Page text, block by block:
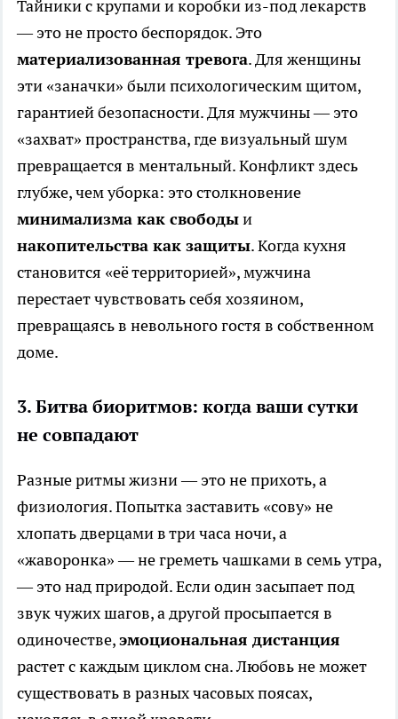
Тайники с крупами и коробки из-под лекарств
— это не просто беспорядок. Это
материализованная тревога. Для женщины
эти «заначки» были психологическим щитом,
гарантией безопасности. Для мужчины — это
«захват» пространства, где визуальный шум
превращается в ментальный. Конфликт здесь
глубже, чем уборка: это столкновение
минимализма как свободыи
накопительства как защиты. Когда кухня
становится «её территорией», мужчина
перестает чувствовать себя хозяином,
превращаясь в невольного гостя в собственном
доме.
3. Битва биоритмов: когда ваши сутки
не совпадают
Разные ритмы жизни — это не прихоть, а
физиология. Попытка заставить «сову» не
хлопать дверцами в три часа ночи, а
«жаворонка» — не греметь чашками в семь утра,
— это над природой. Если один засыпает под
звук чужих шагов, а другой просыпается в
одиночестве,эмоциональная дистанция
растет с каждым циклом сна. Любовь не может
существовать в разных часовых поясах,